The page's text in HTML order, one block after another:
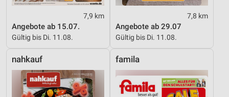
7,9 km
Angebote ab 15.07.
Gültig bis Di. 11.08.
7,8 km
Angebote ab 29.07
Gültig bis Di. 11.08.
nahkauf famila